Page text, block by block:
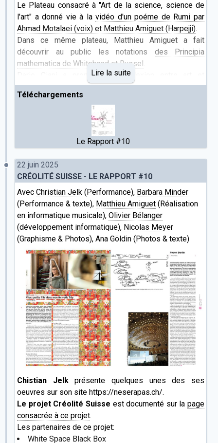
Le Plateau consacré à "Art de la science, science de
l'art" a donné vie à lavidéo d'un poéme de Rumi par
Ahmad Motalaei (voix) et Matthieu Amiguet (Harpejji).
Dans ce même plateau, Matthieu Amiguet a fait
découvrir au public les notations des Principia
mathematica de Whitehead et Russel.
Dario Ciani a proposé uneréflexion entre art et
artisanat
Technodépendance
Le texte Technodépendance fait partie d'une série de
textes autour de l'IA à retrouver sur le site de
Ce que l'intelligence n'est plus
Une question d'énergie...
Turing pris à revers
Technodépendance
Ne dites plus IA, dites SALAMI!
Book club
Trouvez d'autres textes de Laurent Demarta sur son
sitecarnetsdelaurent.ch
Et en cadeau, un texte inédit de Laurent Demarta:
L'auberge
L'auberge "À la dent qui chante" était sise sur les bords
de la Manche. De tous temps, ç'avait été une vieille
bâtisse en colombages, torse et décrépite, mais où
l'accueillance se pratiquait comme un art ancien,
infiniment savant et raffiné. À une ou deux centaines de
lieues à la ronde, tous les itinérants connaissaient
cette adresse, aussi ne désemplissait-elle guère.
Un jour, hélas, le pays alentours fut...
Lire la suite
Téléchargements
Le Rapport #10
22 juin 2025
CRÉOLITÉ SUISSE - LE RAPPORT #10
Avec Christian Jelk (Performance), Barbara Minder
(Performance & texte), Matthieu Amiguet (Réalisation
en informatique musicale), Olivier Bélanger
(développement informatique), Nicolas Meyer
(Graphisme & Photos), Ana Göldin (Photos & texte)
Chistian Jelkprésente quelques unes des ses
oeuvres sur son site https://neserapas.ch/.
Le projet Créolité Suisse est documenté sur lapage
consacrée à ce projet.
Les partenaires de ce projet:
White Space Black Box